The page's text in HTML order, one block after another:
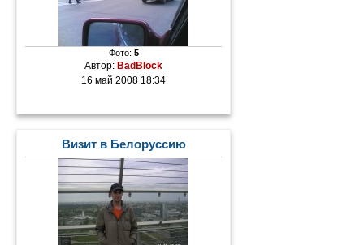
Фото: 5
Автор:BadBlock
16 май 2008 18:34
Визит в Белоруссию